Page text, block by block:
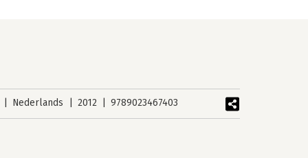
Nederlands 2012 9789023467403